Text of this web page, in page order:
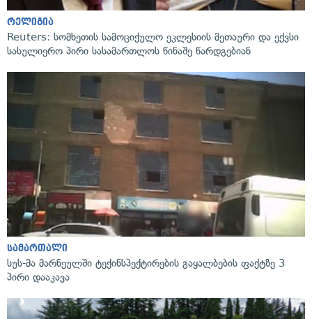
რელიგია
Reuters: სომხეთის სამოციქულო ეკლესიის მეთაური და ექვსი
სასულიერო პირი სასამართლოს წინაშე წარდგებიან
სამართალი
სუს-მა მარნეულში ტექინსპექტირების გაყალბების ფაქტზე 3
პირი დააკავა